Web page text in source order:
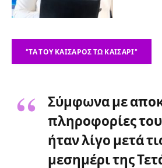
“ΤΑ ΤΟΥ ΚΑΊΣΑΡΟΣ ΤΩ ΚΑΊΣΑΡΙ”
Σύμφωνα με
πληροφορίες
ήταν λίγο μετά
μεσημέρι της